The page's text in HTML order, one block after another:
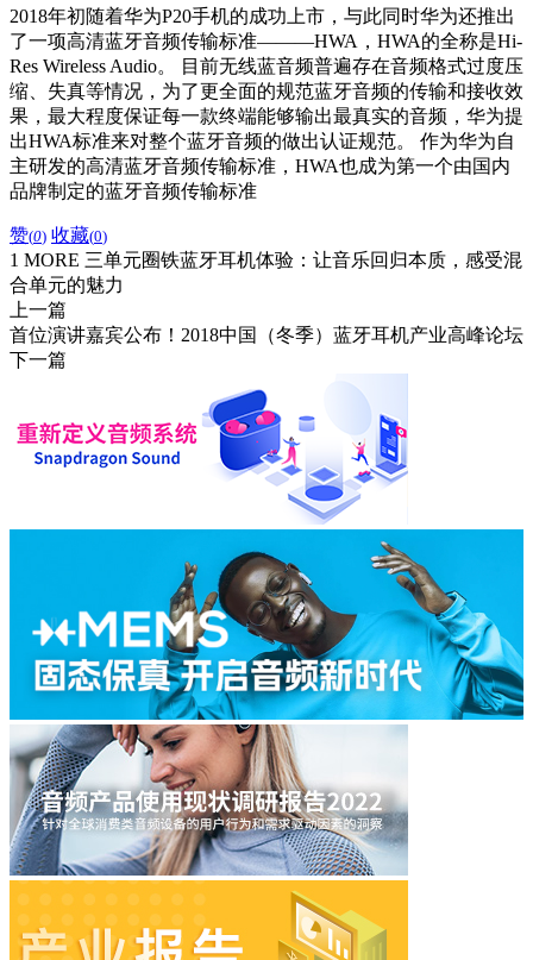
2018年初随着华为P20手机的成功上市，与此同时华为还推出
了一项高清蓝牙音频传输标准———HWA，HWA的全称是Hi-
Res Wireless Audio。 目前无线蓝音频普遍存在音频格式过度压
缩、失真等情况，为了更全面的规范蓝牙音频的传输和接收效
果，最大程度保证每一款终端能够输出最真实的音频，华为提
出HWA标准来对整个蓝牙音频的做出认证规范。 作为华为自
主研发的高清蓝牙音频传输标准，HWA也成为第一个由国内
品牌制定的蓝牙音频传输标准
赞(0) 收藏(0)
1 MORE 三单元圈铁蓝牙耳机体验：让音乐回归本质，感受混
合单元的魅力
上一篇
首位演讲嘉宾公布！2018中国（冬季）蓝牙耳机产业高峰论坛
下一篇